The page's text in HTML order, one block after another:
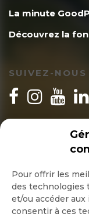
Pour offrir les
des technologies
et/ou accéder
consentir à ces
La minute
Découvrez la
SUIVEZ-NOUS
INSCRIPTION
Quotidienne